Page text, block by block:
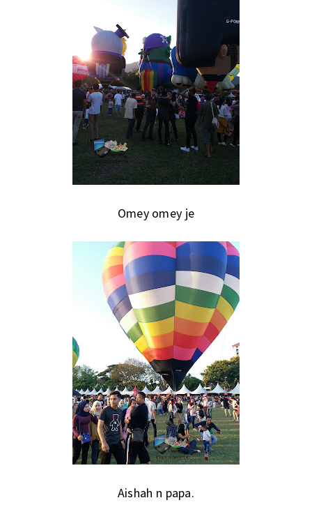
Omey omey je
Aishah n papa.